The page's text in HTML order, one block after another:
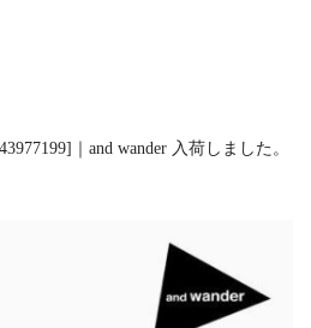
｜and wander 入荷しました。